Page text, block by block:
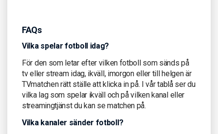
FAQs
Vilka spelar fotboll idag?
För den som letar efter vilken fotboll som sänds på
tv eller stream idag, ikväll, imorgon eller till helgen är
TVmatchen rätt ställe att klicka in på. I vår tablå ser du
vilka lag som spelar ikväll och på vilken kanal eller
streamingtjänst du kan se matchen på.
Vilka kanaler sänder fotboll?